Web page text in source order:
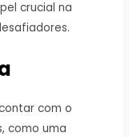
crucial na
com o
como uma